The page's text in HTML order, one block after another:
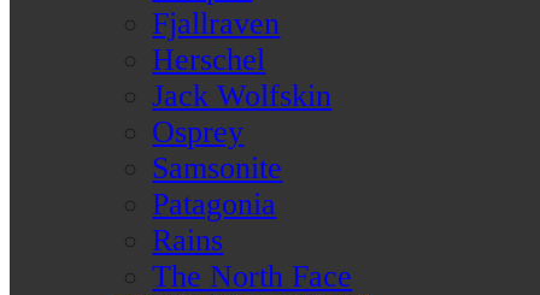
Fjallraven
Herschel
Jack Wolfskin
Osprey
Samsonite
Patagonia
Rains
The North Face